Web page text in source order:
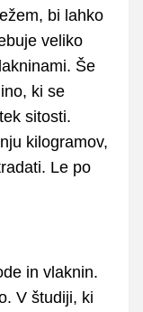
bi lahko
veliko
Še
ki se
sitosti.
kilogramov,
Le po
in vlaknin.
V študiji, ki